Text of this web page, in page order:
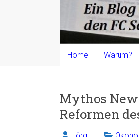
Home Warum?
Mythos
Reformen
Jörg